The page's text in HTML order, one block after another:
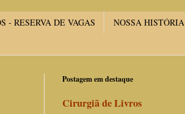
- RESERVA DE VAGAS
NOSSA HISTÓRIA
Postagem em destaque
Cirurgiã de Livros